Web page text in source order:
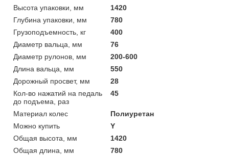
Высота упаковки, мм
1420
Глубина упаковки, мм
780
Грузоподъемность, кг
400
Диаметр вальца, мм
76
Диаметр рулонов, мм
200-600
Длина вальца, мм
550
Дорожный просвет, мм
28
Кол-во нажатий на педаль
до подъема, раз
45
Материал колес
Полиуретан
Можно купить
Y
Общая высота, мм
1420
Общая длина, мм
780